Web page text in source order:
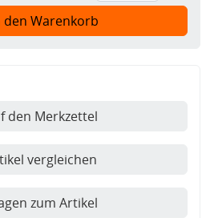
den Warenkorb
den Merkzettel
vergleichen
zum Artikel